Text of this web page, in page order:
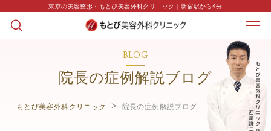
東京の美容整形・もとび美容外科クリニック｜新宿駅から4分
BLOG
院長の症例解説ブログ
もとび美容外科クリニック 院長の症例解説ブログ